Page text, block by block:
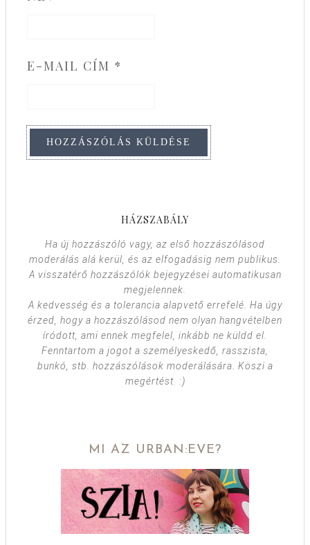
E-MAIL CÍM *
HÁZSZABÁLY
Ha új hozzászóló vagy, az első hozzászólásod
moderálás alá kerül, és az elfogadásig nem publikus.
A visszatérő hozzászólók bejegyzései automatikusan
megjelennek.
A kedvesség és a tolerancia alapvető errefelé. Ha úgy
érzed, hogy a hozzászólásod nem olyan hangvételben
íródott, ami ennek megfelel, inkább ne küldd el.
Fenntartom a jogot a személyeskedő, rasszista,
bunkó, stb. hozzászólások moderálására. Köszi a
megértést. :)
MI AZ URBAN:EVE?